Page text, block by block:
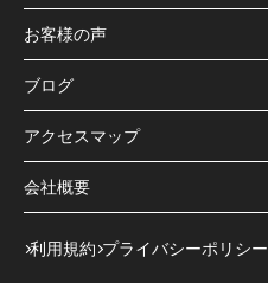
お客様の声
ブログ
アクセスマップ
会社概要
利用規約 プライバシーポリシー